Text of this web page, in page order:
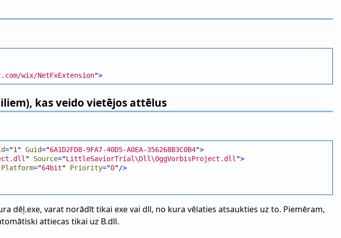
wix/NetFxExtension">
kas veido vietējos attēlus
="1 " Guid="6A1D2FD8-9FA7-40D5-A0EA-356268B3C0B4">
" Source="LittleSaviorTrial\Dll\OggVorbisProject.dll ">
Platform="64bit" Priority="0"/>
dēļ.exe, varat norādīt tikai exe vai dll, no kura vēlaties atsaukties uz to. Piemēram,
attiecas tikai uz B.dll.